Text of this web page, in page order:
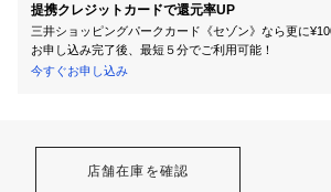
提携クレジットカードで還元率UP
三井ショッピングパークカード《セゾン》なら更に
お申し込み完了後、最短５分でご利用可能！
今すぐお申し込み
店舗在庫を確認